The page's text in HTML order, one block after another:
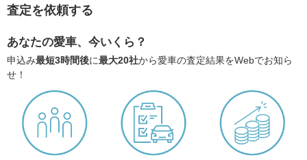
査定を依頼する
あなたの愛車、今いくら？
申込み最短3時間後に最大20社から愛車の査定結果をWebでお知ら
せ！